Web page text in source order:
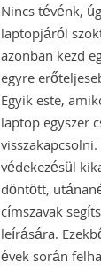
Nincs tévénk,
laptopjáról
azonban kezd
egyre
Egyik este,
laptop egyszer
védekezésül
döntött,
címszavak
leírására.
évek során